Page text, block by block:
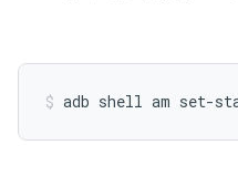
adb shell am set-